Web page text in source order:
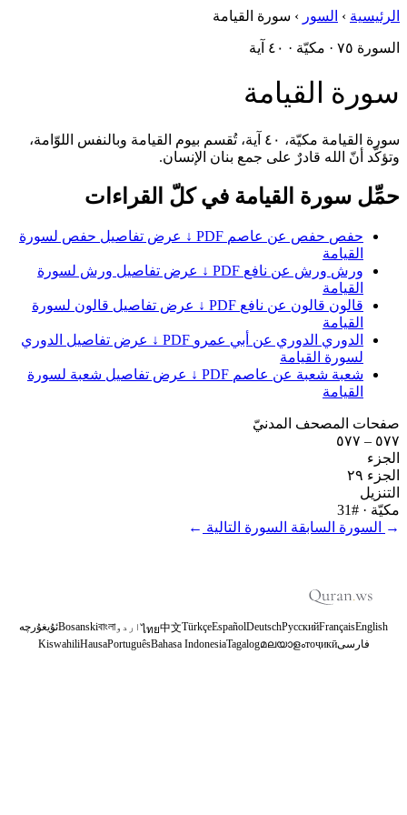
الرئيسية › السور › سورة القيامة
السورة ٧٥ · مكيّة · ٤٠ آية
سورة القيامة
سورة القيامة مكيّة، ٤٠ آية، تُقسم بيوم القيامة وبالنفس اللوّامة،
وتؤكّد أنّ الله قادرٌ على جمع بنان الإنسان.
حمِّل سورة القيامة في كلّ القراءات
حفص حفص عن عاصم PDF ↓
عرض تفاصيل حفص لسورة
القيامة
ورش ورش عن نافع PDF ↓
عرض تفاصيل ورش لسورة
القيامة
قالون قالون عن نافع PDF ↓
عرض تفاصيل قالون لسورة
القيامة
الدوري الدوري عن أبي عمرو PDF ↓
عرض تفاصيل الدوري
لسورة القيامة
شعبة شعبة عن عاصم PDF ↓
عرض تفاصيل شعبة لسورة
القيامة
صفحات المصحف المدنيّ
٥٧٧ – ٥٧٧
الجزء
الجزء ٢٩
التنزيل
مكيّة · #31
←
السورة السابقة السورة التالية →
English
Français
Русский
Deutsch
Español
Türkçe
中文
ไทยاردوবাংলা
Bosanskiئۇيغۇرچە
فارسیтоҷикӣ
മലയാളം
Tagalog
Bahasa Indonesia
Português
Hausa
Kiswahili